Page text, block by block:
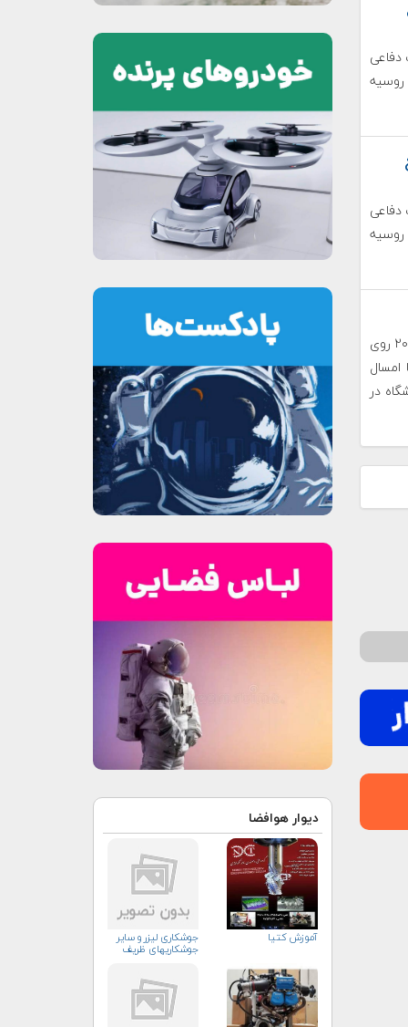
دفاعی
روسیه
دفاعی
روسیه
آنچه که آرمیای امسال را قدری متفاوت می‌کند، تمرکز آرمیا ۲۰۱۷ روی
امسال
در
دیوار هوافضا
آموزش کتیا
جوشکاری لیزر و سایر
جوشکاریهای ظریف